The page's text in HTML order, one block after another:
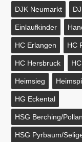
DJK Neumarkt
Einlaufkinder
HC Erlangen HC
HC Hersbruck
Heimsieg
HG Eckental
HSG Berching/
HSG Pyrbaum/